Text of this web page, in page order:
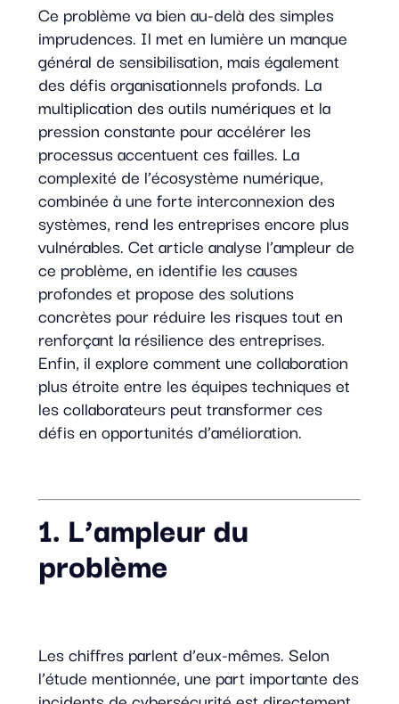
Ce problème va bien au-delà des simples
imprudences. Il met en lumière un manque
général de sensibilisation, mais également
des défis organisationnels profonds. La
multiplication des outils numériques et la
pression constante pour accélérer les
processus accentuent ces failles. La
complexité de l’écosystème numérique,
combinée à une forte interconnexion des
systèmes, rend les entreprises encore plus
vulnérables. Cet article analyse l’ampleur de
ce problème, en identifie les causes
profondes et propose des solutions
concrètes pour réduire les risques tout en
renforçant la résilience des entreprises.
Enfin, il explore comment une collaboration
plus étroite entre les équipes techniques et
les collaborateurs peut transformer ces
défis en opportunités d’amélioration.
1. L’ampleur du
problème
Les chiffres parlent d’eux-mêmes. Selon
l’étude mentionnée, une part importante des